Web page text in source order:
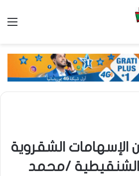
الإسهامات الشقروية
/محمد